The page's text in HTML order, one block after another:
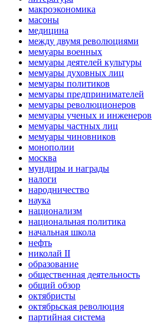
макроэкономика
масоны
медицина
между двумя революциями
мемуары военных
мемуары деятелей культуры
мемуары духовных лиц
мемуары политиков
мемуары предпринимателей
мемуары революционеров
мемуары ученых и инженеров
мемуары частных лиц
мемуары чиновников
монополии
москва
мундиры и награды
налоги
народничество
наука
национализм
национальная политика
начальная школа
нефть
николай II
образование
общественная деятельность
общий обзор
октябристы
октябрьская революция
партийная система